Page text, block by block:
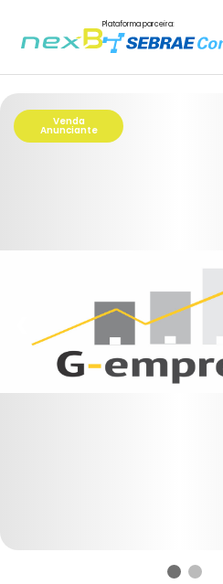
Plataforma parceira:
Venda
Anunciante